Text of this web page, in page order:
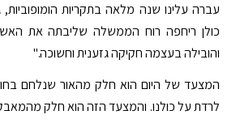
עברה עלינו שנה מלאה בתקריות
כולן ריחפה רוח הממשלה שליבתה את
והובילה בעצמה חקיקה גזענית וחשוכה."
המצעד של היום הוא חלק מהאור שנלחם
לרדת על כולנו. והמצעד הזה הוא חלק